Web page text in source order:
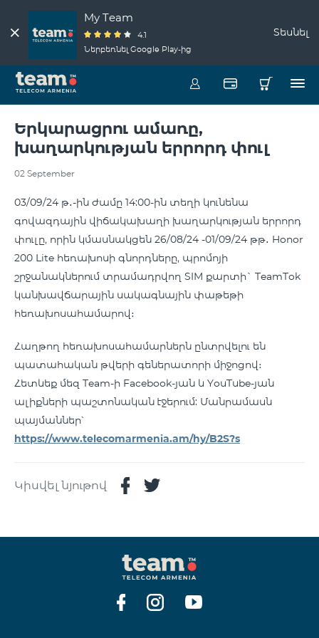
My Team
4.1
Ներբեռնել Google Play-ից
Տեսնել
Երկարացրու ամառը,
խաղարկության երրորդ փուլ
02 September
03/09/24 թ․-ին ժամը 14:00-ին տեղի կունենա
գովազդային վիճակախաղի խաղարկության երրորդ
փուլը, որին կմասնակցեն 26/08/24 -01/09/24 թթ․ Honor
200 Lite հեռախոսի գնորդները, պրոմոյի
շրջանակներում տրամադրվող SIM քարտի` TeamTok
կանխավճարային սակագնային փաթեթի
հեռախոսահամարով։
Հաղթող հեռախոսահամարներն ընտրվելու են
պատահական թվերի գեներատորի միջոցով։
Հետևեք մեզ Team-ի Facebook-յան և YouTube-յան
ալիքների պաշտոնական էջերում: Մանրամասն
պայմաններ՝
https://www.telecomarmenia.am/hy/B2S?s
Կիսվել նյութով